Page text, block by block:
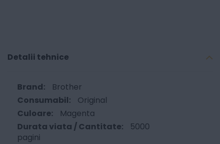
Detalii tehnice
Brother
Original
Magenta
5000
pagini